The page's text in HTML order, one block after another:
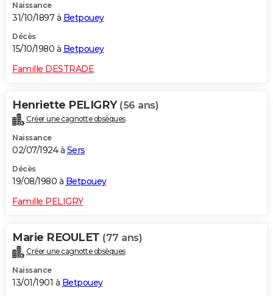
Naissance
31/10/1897 à Betpouey
Décès
15/10/1980 à Betpouey
Famille DESTRADE
Henriette PELIGRY (56 ans)
Créer une cagnotte obsèques
Naissance
02/07/1924 à Sers
Décès
19/08/1980 à Betpouey
Famille PELIGRY
Marie REOULET (77 ans)
Créer une cagnotte obsèques
Naissance
13/01/1901 à Betpouey